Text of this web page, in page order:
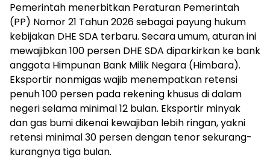
Pemerintah menerbitkan Peraturan Pemerintah
(PP) Nomor 21 Tahun 2026 sebagai payung hukum
kebijakan DHE SDA terbaru. Secara umum, aturan ini
mewajibkan 100 persen DHE SDA diparkirkan ke bank
anggota Himpunan Bank Milik Negara (Himbara).
Eksportir nonmigas wajib menempatkan retensi
penuh 100 persen pada rekening khusus di dalam
negeri selama minimal 12 bulan. Eksportir minyak
dan gas bumi dikenai kewajiban lebih ringan, yakni
retensi minimal 30 persen dengan tenor sekurang-
kurangnya tiga bulan.